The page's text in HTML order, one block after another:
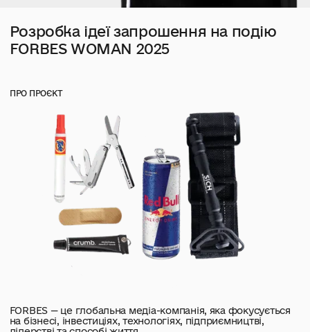
Розробка ідеї запрошення на подію
FORBES WOMAN 2025
ПРО ПРОЄКТ
FORBES — це глобальна медіа-компанія, яка фокусується
на бізнесі, інвестиціях, технологіях, підприємництві,